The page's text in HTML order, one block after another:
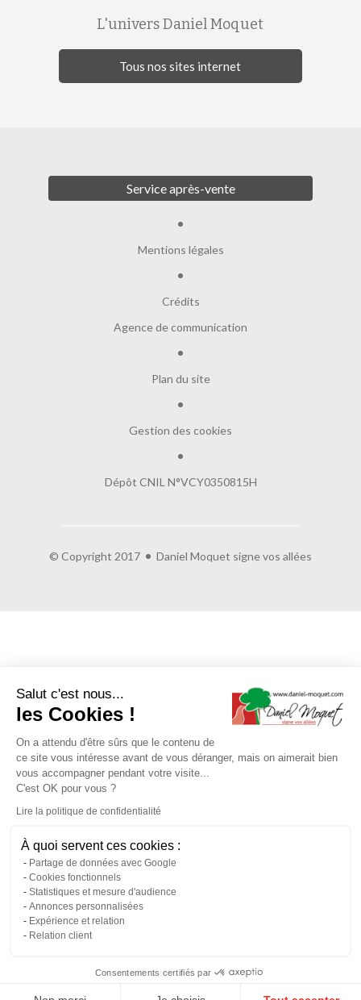
L'univers Daniel Moquet
Tous nos sites internet
Service après-vente
Mentions légales
Crédits
Agence de communication
Plan du site
Gestion des cookies
Dépôt CNIL N°VCY0350815H
© Copyright 2017 Daniel Moquet signe vos allées
Salut c'est nous...
les Cookies !
On a attendu d'être sûrs que le contenu de
ce site vous intéresse avant de vous déranger, mais on aimerait bien
vous accompagner pendant votre visite...
C'est OK pour vous ?
Lire la politique de confidentialité
À quoi servent ces cookies :
Partage de données avec Google
Cookies fonctionnels
Statistiques et mesure d'audience
Annonces personnalisées
Expérience et relation
Relation client
Consentements certifiés par